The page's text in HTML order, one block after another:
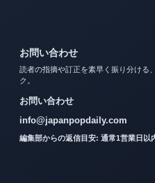
お問い合わせ
読者の指摘や訂正を素早く振り分ける
ク。
お問い合わせ
info@japanpopdaily.com
編集部からの返信目安: 通常1営業日以